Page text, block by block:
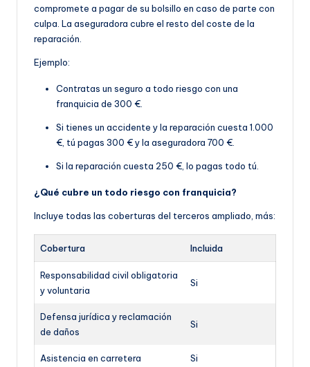
compromete a pagar de su bolsillo en caso de parte con
culpa. La aseguradora cubre el resto del coste de la
reparación.
Ejemplo:
Contratas un seguro a todo riesgo con una
franquicia de 300 €.
Si tienes un accidente y la reparación cuesta 1.000
€, tú pagas 300 € y la aseguradora 700 €.
Si la reparación cuesta 250 €, lo pagas todo tú.
¿Qué cubre un todo riesgo con franquicia?
Incluye todas las coberturas del terceros ampliado, más:
Cobertura Incluida
Responsabilidad civil obligatoria
y voluntaria
Si
Defensa jurídica y reclamación
de daños
Si
Asistencia en carretera Si